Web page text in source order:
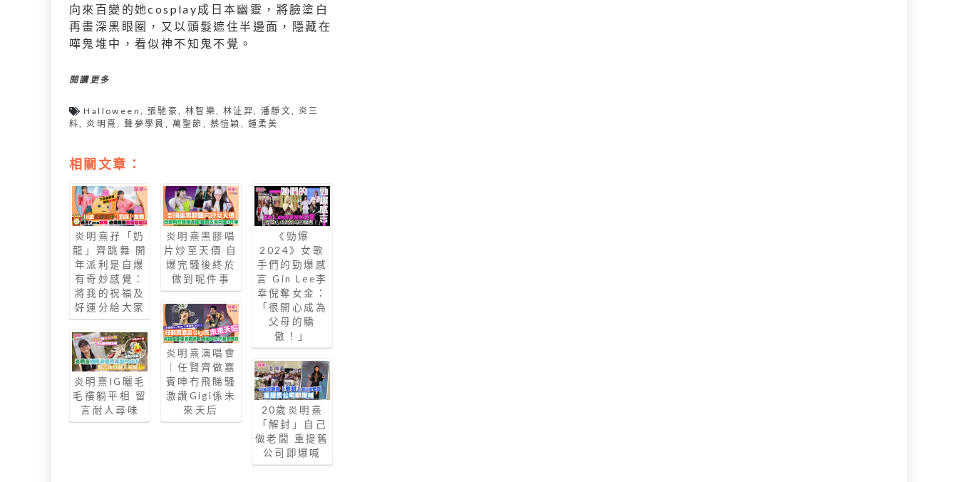
向來百變的她cosplay成日本幽靈，將臉塗白
再畫深黑眼圈，又以頭髮遮住半邊面，隱藏在
嘩鬼堆中，看似神不知鬼不覺。
閱讀更多
Halloween 張馳豪 林智樂 林沚羿 潘靜文
炎三
料
炎明熹 ,聲夢學員 萬聖節 蔡愷穎 鍾柔美
相關文章：
炎明熹孖「奶
龍」齊跳舞 開
年派利是自爆
有奇妙感覺：
將我的祝福及
好運分給大家
炎明熹IG曬毛
毛褸躺平相 留
言耐人尋味
炎明熹黑膠唱
片炒至天價 自
爆完騷後終於
做到呢件事
炎明熹演唱會
｜任賢齊做嘉
賓呻冇飛睇騷
激讚Gigi係未
來天后
《勁爆
2024》女歌
手們的勁爆感
言 Gin Lee李
幸倪奪女金：
「很開心成為
父母的驕
傲！」
20歲炎明熹
「解封」自己
做老闆 重提舊
公司即爆喊